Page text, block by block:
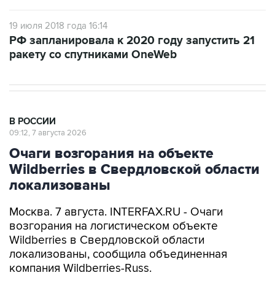
19 июля 2018 года 16:14
РФ запланировала к 2020 году запустить 21
ракету со спутниками OneWeb
В РОССИИ
09:12, 7 августа 2026
Очаги возгорания на объекте
Wildberries в Свердловской области
локализованы
Москва. 7 августа. INTERFAX.RU - Очаги
возгорания на логистическом объекте
Wildberries в Свердловской области
локализованы, сообщила объединенная
компания Wildberries-Russ.